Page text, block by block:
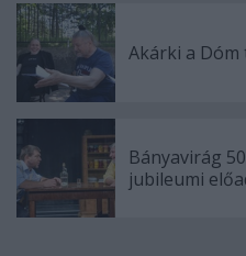
Akárki a Dóm
Bányavirág
jubileumi